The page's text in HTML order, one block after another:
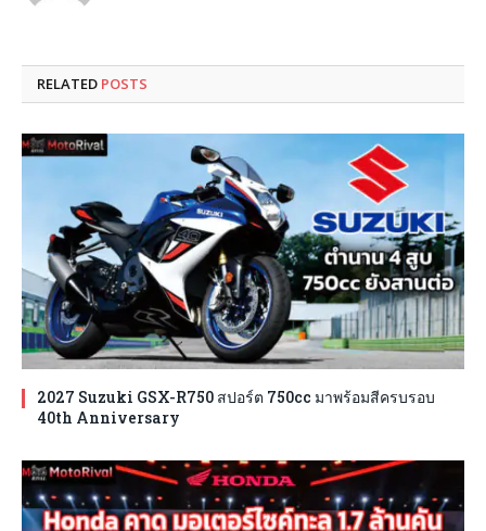
RELATED POSTS
2027 Suzuki GSX-R750 สปอร์ต 750cc มาพร้อมสีครบรอบ
40th Anniversary